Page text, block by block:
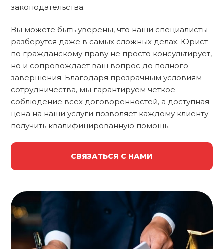
законодательства.
Вы можете быть уверены, что наши специалисты
разберутся даже в самых сложных делах. Юрист
по гражданскому праву не просто консультирует,
но и сопровождает ваш вопрос до полного
завершения. Благодаря прозрачным условиям
сотрудничества, мы гарантируем четкое
соблюдение всех договоренностей, а доступная
цена на наши услуги позволяет каждому клиенту
получить квалифицированную помощь.
СВЯЗАТЬСЯ С НАМИ